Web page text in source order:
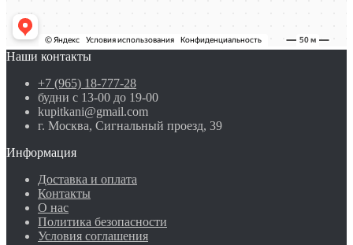
Наши контакты
+7 (965) 18-777-28
будни с 13-00 до 19-00
kupitkani@gmail.com
г. Москва, Сигнальный проезд, 39
Информация
Доставка и оплата
Контакты
О нас
Политика безопасности
Условия соглашения